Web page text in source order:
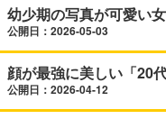
幼少期の写真が可愛い
公開日：2026-05-03
顔が最強に美しい「20
公開日：2026-04-12